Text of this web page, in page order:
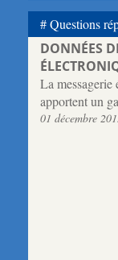
DONNÉES
La messagerie
apportent un
01 décembre
Questions